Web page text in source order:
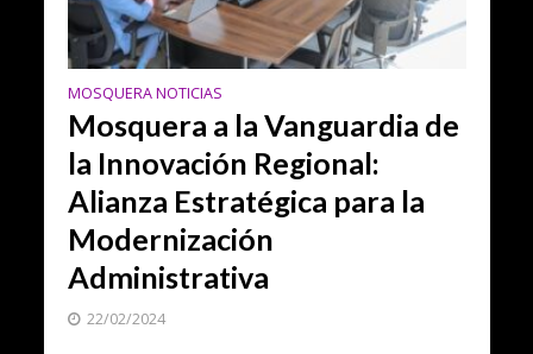
MOSQUERA NOTICIAS
Mosquera a la Vanguardia de
la Innovación Regional:
Alianza Estratégica para la
Modernización
Administrativa
22/02/2024